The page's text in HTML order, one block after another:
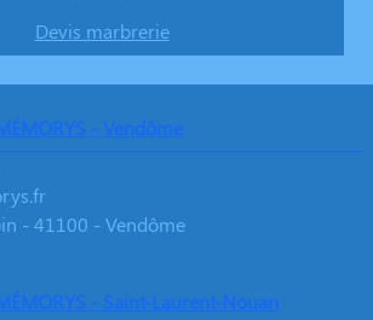
Devis marbrerie
- Vendôme
- 41100 - Vendôme
- Saint-Laurent-Nouan